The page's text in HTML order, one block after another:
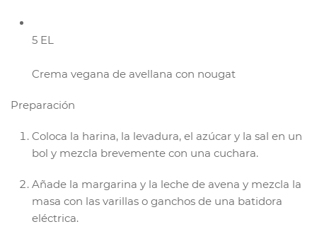
5 EL
Crema vegana de avellana con nougat
Preparación
Coloca la harina, la levadura, el azúcar y la sal en un
bol y mezcla brevemente con una cuchara.
Añade la margarina y la leche de avena y mezcla la
masa con las varillas o ganchos de una batidora
eléctrica.